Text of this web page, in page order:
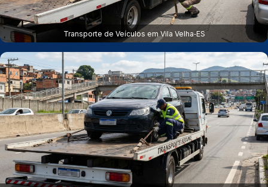
Transporte de Veículos em Vila Velha‑ES